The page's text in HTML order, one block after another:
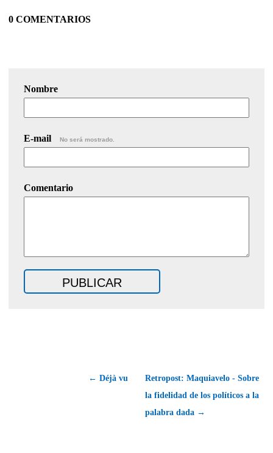
0 COMENTARIOS
Nombre
E-mail No será mostrado.
Comentario
← Déjà vu
Retropost: Maquiavelo - Sobre
la fidelidad de los políticos a la
palabra dada →